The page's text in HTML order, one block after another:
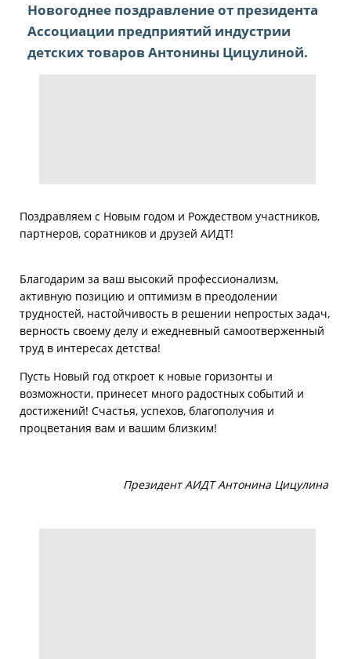
Новогоднее поздравление от президента
Ассоциации предприятий индустрии
детских товаров Антонины Цицулиной.
Поздравляем с Новым годом и Рождеством участников,
партнеров, соратников и друзей АИДТ!
Благодарим за ваш высокий профессионализм,
активную позицию и оптимизм в преодолении
трудностей, настойчивость в решении непростых задач,
верность своему делу и ежедневный самоотверженный
труд в интересах детства!
Пусть Новый год откроет к новые горизонты и
возможности, принесет много радостных событий и
достижений! Счастья, успехов, благополучия и
процветания вам и вашим близким!
Президент АИДТ Антонина Цицулина